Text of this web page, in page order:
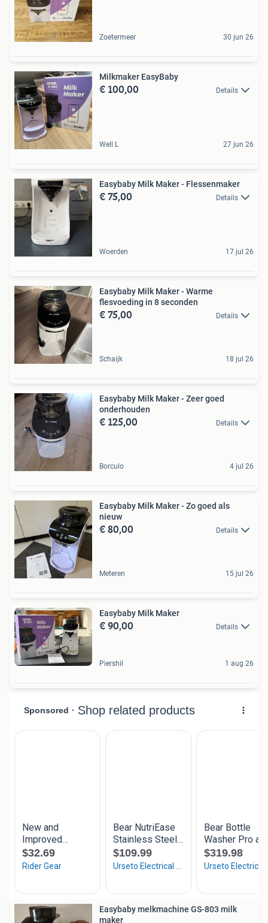
Zoetermeer 30 jun 26
Milkmaker EasyBaby
€ 100,00 Details
Well L 27 jun 26
Easybaby Milk Maker - Flessenmaker
€ 75,00 Details
Woerden 17 jul 26
Easybaby Milk Maker - Warme
flesvoeding in 8 seconden
€ 75,00 Details
Schaijk 18 jul 26
Easybaby Milk Maker - Zeer goed
onderhouden
€ 125,00 Details
Borculo 4 jul 26
Easybaby Milk Maker - Zo goed als
nieuw
€ 80,00 Details
Meteren 15 jul 26
Easybaby Milk Maker
€ 90,00 Details
Piershil 1 aug 26
Easybaby melkmachine GS-803 milk
maker